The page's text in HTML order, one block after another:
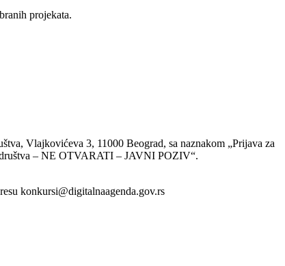
projekata.
Vlajkovićeva 3, 11000 Beograd, sa naznakom „Prijava za
– NE OTVARATI – JAVNI POZIV“.
konkursi@digitalnaagenda.gov.rs